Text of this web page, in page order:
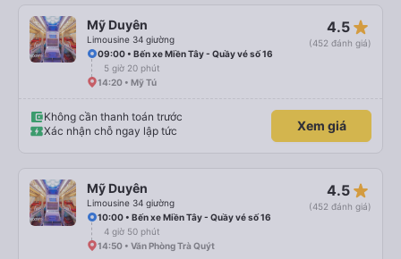
Mỹ Duyên
Limousine 34 giường
4.5 star_rate
(452 đánh giá)
09:00 • Bến xe Miền Tây - Quầy vé số 16
5 giờ 20 phút
14:20 • Mỹ Tú
Không cần thanh toán trước
Xác nhận chỗ ngay lập tức
Xem giá
Mỹ Duyên
Limousine 34 giường
4.5 star_rate
(452 đánh giá)
10:00 • Bến xe Miền Tây - Quầy vé số 16
4 giờ 50 phút
14:50 • Văn Phòng Trà Quýt